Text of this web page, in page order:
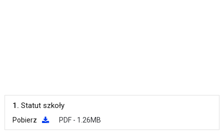
1. Statut szkoły
Pobierz PDF - 1.26MB